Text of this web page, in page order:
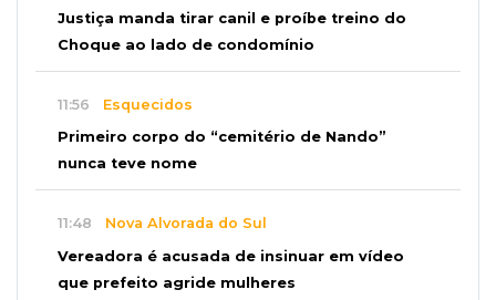
Justiça manda tirar canil e proíbe treino do
Choque ao lado de condomínio
11:56 Esquecidos
Primeiro corpo do “cemitério de Nando”
nunca teve nome
11:48 Nova Alvorada do Sul
Vereadora é acusada de insinuar em vídeo
que prefeito agride mulheres